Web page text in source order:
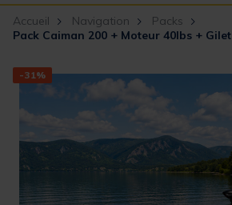
Accueil Navigation
Packs
Pack Caiman 200 + Moteur 40lbs + Gilet
-31%